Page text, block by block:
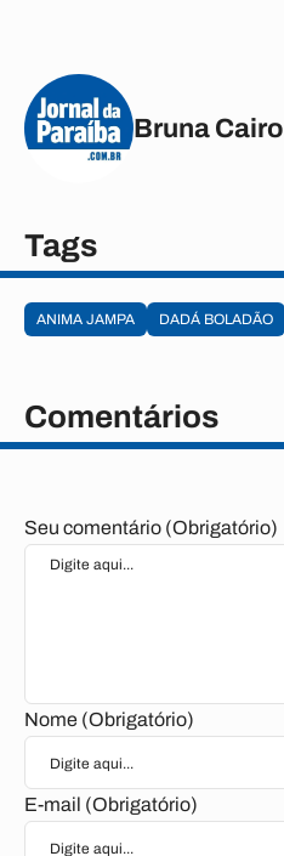
Bruna Cairo
Tags
ANIMA JAMPA DADÁ BOLADÃO
Comentários
Seu comentário (Obrigatório)
Nome (Obrigatório)
E-mail (Obrigatório)